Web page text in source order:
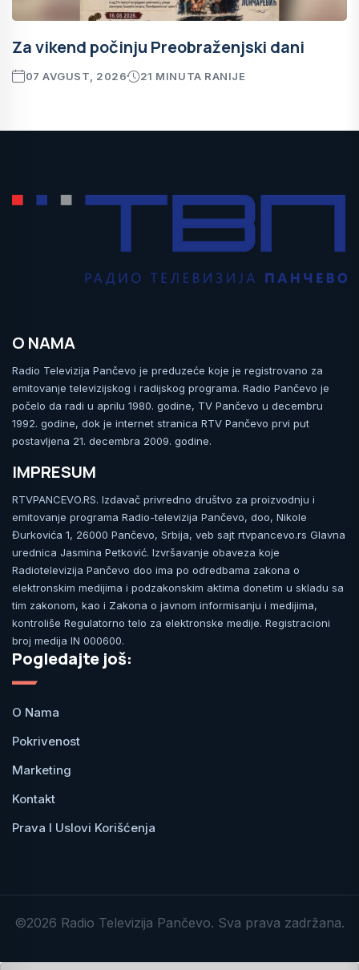
Za vikend počinju Preobraženjski dani
07 AVGUST, 2026 21 MINUTA RANIJE
O NAMA
Radio Televizija Pančevo je preduzeće koje je registrovano za
emitovanje televizijskog i radijskog programa. Radio Pančevo je
počelo da radi u aprilu 1980. godine, TV Pančevo u decembru
1992. godine, dok je internet stranica RTV Pančevo prvi put
postavljena 21. decembra 2009. godine.
IMPRESUM
RTVPANCEVO.RS. Izdavač privredno društvo za proizvodnju i
emitovanje programa Radio-televizija Pančevo, doo, Nikole
Đurkovića 1, 26000 Pančevo, Srbija, veb sajt rtvpancevo.rs Glavna
urednica Jasmina Petković. Izvršavanje obaveza koje
Radiotelevizija Pančevo doo ima po odredbama zakona o
elektronskim medijima i podzakonskim aktima donetim u skladu sa
tim zakonom, kao i Zakona o javnom informisanju i medijima,
kontroliše Regulatorno telo za elektronske medije. Registracioni
broj medija IN 000600.
Pogledajte još:
O Nama
Pokrivenost
Marketing
Kontakt
Prava I Uslovi Korišćenja
©2026 Radio Televizija Pančevo. Sva prava zadržana.